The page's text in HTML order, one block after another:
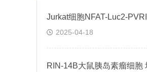
2025-04-18